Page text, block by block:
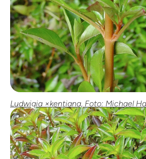
Ludwigia ×kentiana, Foto: Michael